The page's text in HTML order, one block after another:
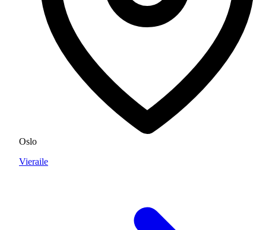
Oslo
Vieraile